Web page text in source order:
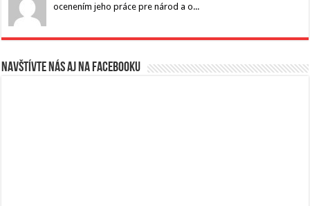
ocenením jeho práce pre národ a o...
Navštívte nás aj na Facebooku